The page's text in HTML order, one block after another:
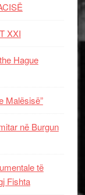
XXI
Hague
Malësisë”
në Burgun
të
Fishta